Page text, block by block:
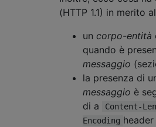
(HTTP 1.1) in merito
un corpo-entità
quando è
messaggio
la presenza di
messaggio è
di a
Content-
Encoding